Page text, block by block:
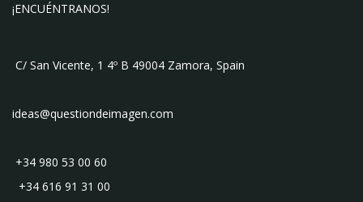
¡ENCUÉNTRANOS!
C/ San Vicente, 1 4º B 49004 Zamora, Spain
ideas@questiondeimagen.com
+34 980 53 00 60
+34 616 91 31 00